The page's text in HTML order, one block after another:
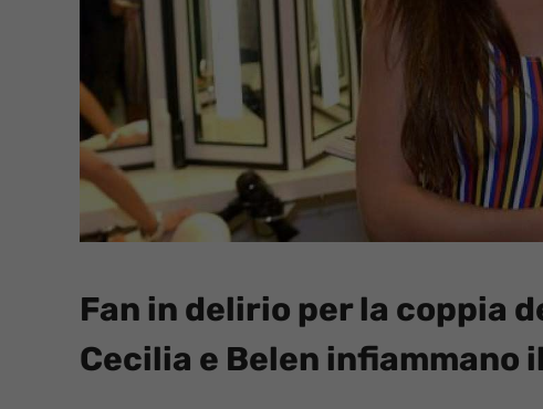
Fan in delirio per la coppia
Cecilia e Belen infiammano